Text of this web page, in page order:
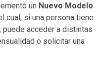
un Nuevo Modelo
cual, si una persona tiene
puede acceder a distintas
o solicitar una